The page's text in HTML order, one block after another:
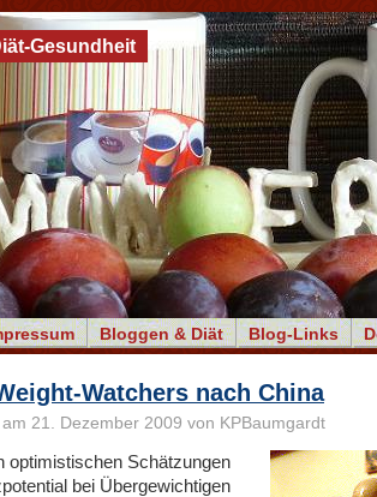
Bloggen & Diät Blog-Links
Gesundheit
Watchers nach China
21. Dezember 2009 von KPBaumgardt
optimistischen Schätzungen
bei Übergewichtigen